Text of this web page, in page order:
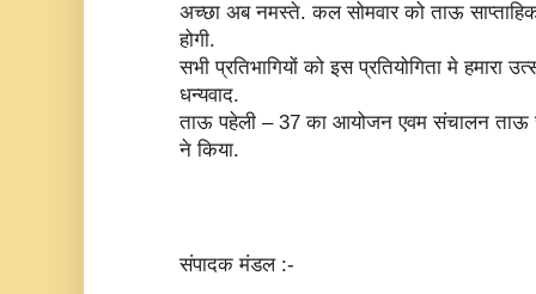
अच्छा अब नमस्ते. कल सोमवार को ताऊ
होगी.
सभी प्रतिभागियों को इस प्रतियोगिता मे हमारा
धन्यवाद.
ताऊ पहेली – 37 का आयोजन एवम संचालन ताऊ
ने किया.
संपादक मंडल :-